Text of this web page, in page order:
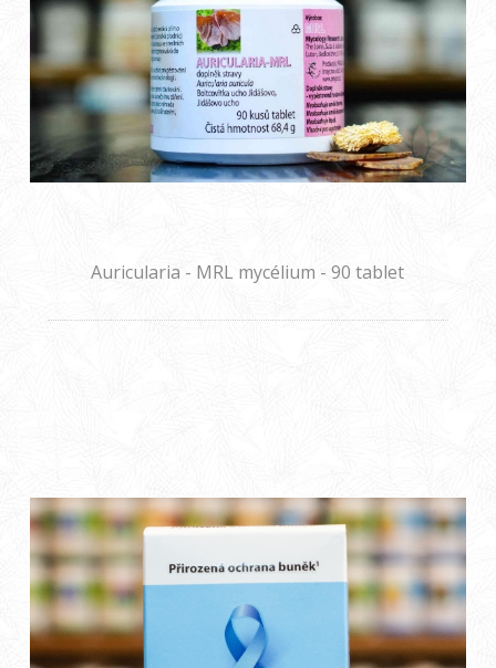
Auricularia - MRL mycélium - 90 tablet